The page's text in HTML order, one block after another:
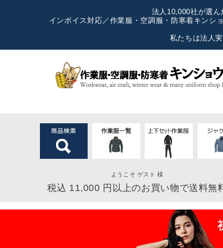
法人10,000社が選
インボイス対応／作業服・空調服・防寒着キンシ
私たちは法人
ようこそ ゲスト 様
税込 11,000 円以上のお買い物で送料無